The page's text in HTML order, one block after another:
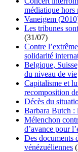
médiatique hors
Vaneigem
Les tribunes
(31/07)
Contre
solidarité
Belgique,
du niveau de vie
Capitalisme et
recomposition
Décès du
Barbara Butch :
Mélenchon
d’avance pour
Des documents
vénézuéliennes